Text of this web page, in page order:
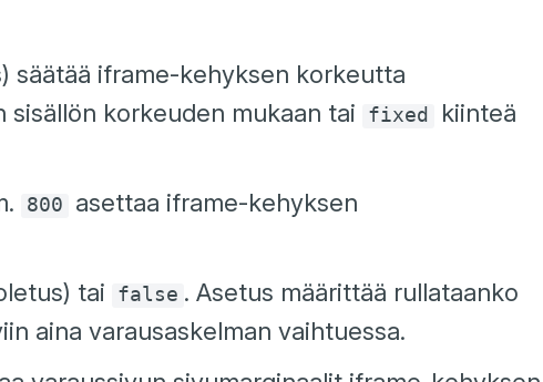
säätää iframe-kehyksen korkeutta
korkeuden mukaan tai
fixed
kiinteä
800
asettaa iframe-kehyksen
tai false . Asetus määrittää rullataanko
aina varausaskelman vaihtuessa.